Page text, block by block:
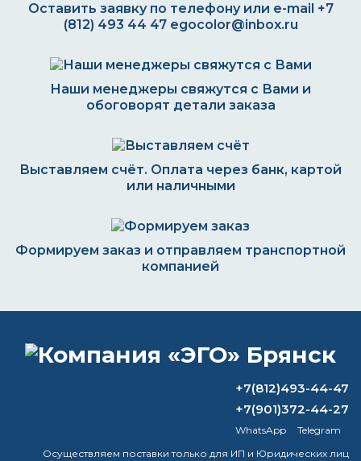
Оставить заявку по телефону или e-mail +7
(812) 493 44 47 egocolor@inbox.ru
Наши менеджеры свяжутся с Вами и
обоговорят детали заказа
Выставляем счёт. Оплата через банк, картой
или наличными
Формируем заказ и отправляем транспортной
компанией
ВОПРОС-ОТВЕТ
Можно ли наносить полиуретановую
Какую краску используют
+7(812)493-44-47
+7(901)372-44-27
WhatsApp
Telegram
Осуществляем поставки только для ИП и Юридических лиц